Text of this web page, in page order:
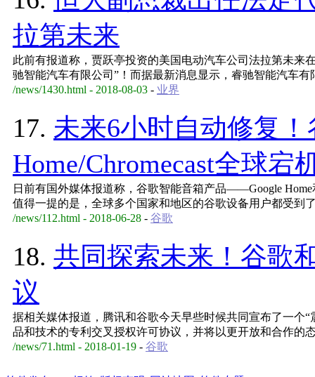
拉第未来
此前有报道称，贾跃亭投资的美国电动汽车公司法拉第未
驰智能汽车有限公司”！而据最新消息显示，睿驰智能汽车
/news/1430.html - 2018-08-03 - 业界
17. 未来6小时自动修复！
Home/Chromecast全球宕
日前有国外媒体报道称，谷歌智能音箱产品——Google
值得一提的是，全球多个国家和地区的谷歌设备用户都受到
/news/112.html - 2018-06-28 - 谷歌
18. 共同探索未来！谷歌
议
据相关媒体报道，腾讯和谷歌今天早些时候共同宣布了一
品和技术的专利交叉授权许可协议，并将以更开放和合作的
/news/71.html - 2018-01-19 - 谷歌